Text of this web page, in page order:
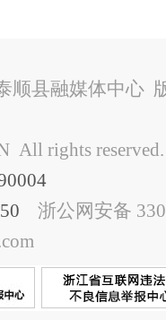
顺县融媒体中心
All rights
浙公网安备